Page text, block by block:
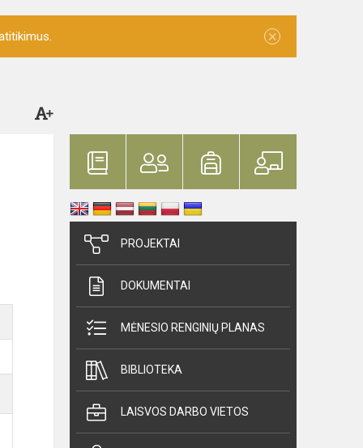
×
PROJEKTAI
DOKUMENTAI
MĖNESIO RENGINIŲ PLANAS
BIBLIOTEKA
LAISVOS DARBO VIETOS